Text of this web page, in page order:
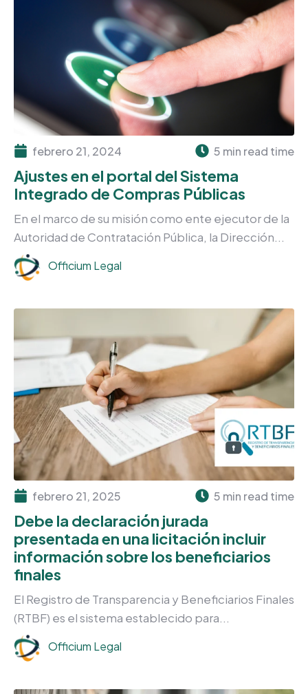
febrero 21, 2024 5 min read time
Ajustes en el portal del Sistema
Integrado de Compras Públicas
En el marco de su misión como ente ejecutor de la
Autoridad de Contratación Pública, la Dirección...
Officium Legal
febrero 21, 2025 5 min read time
Debe la declaración jurada
presentada en una licitación incluir
información sobre los beneficiarios
finales
El Registro de Transparencia y Beneficiarios Finales
(RTBF) es el sistema establecido para...
Officium Legal